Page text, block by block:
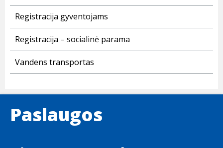
Registracija gyventojams
Registracija – socialinė parama
Vandens transportas
Paslaugos